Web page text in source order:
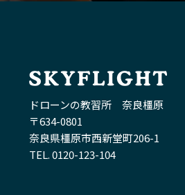
ドローンの教習所 奈良橿原
〒634-0801
奈良県橿原市西新堂町206-1
TEL. 0120-123-104